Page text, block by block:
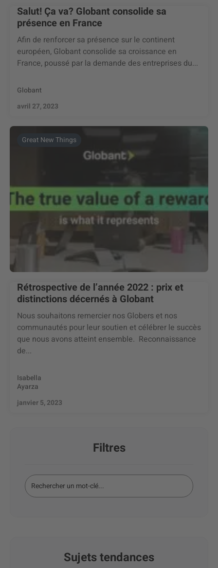
Salut! Ça va? Globant consolide sa
présence en France
Afin de renforcer sa présence sur le continent
européen, Globant consolide sa croissance en
France, poussé par la demande des entreprises du...
Globant
avril 27, 2023
Great New Things
Rétrospective de l’année 2022 : prix et
distinctions décernés à Globant
Nous souhaitons remercier nos Globers et nos
communautés pour leur soutien et célébrer le succès
que nous avons atteint ensemble. Reconnaissance
de...
Isabella
Ayarza
janvier 5, 2023
Filtres
Sujets tendances